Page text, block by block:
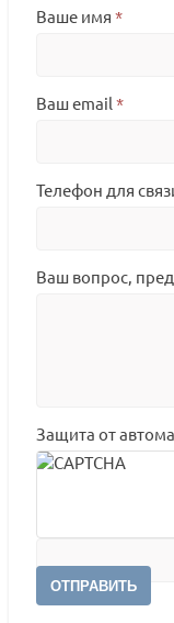
Ваше имя *
Ваш email *
Телефон для
Ваш вопрос,
Защита от
ОТПРАВИТЬ